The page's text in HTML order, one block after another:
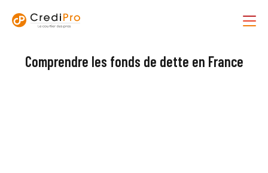
Comprendre les fonds de dette en France